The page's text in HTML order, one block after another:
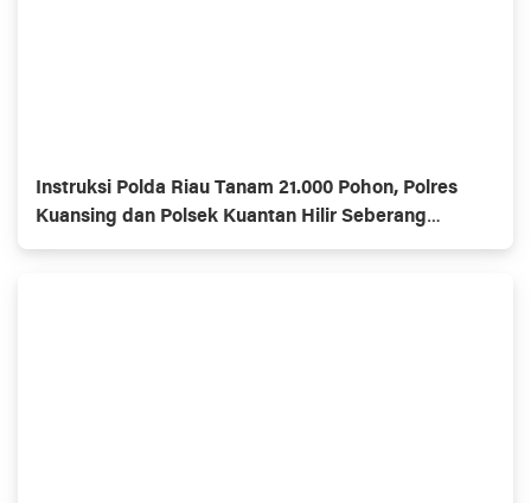
Instruksi Polda Riau Tanam 21.000 Pohon, Polres
Kuansing dan Polsek Kuantan Hilir Seberang
Wujudkan Program “Green Policing”